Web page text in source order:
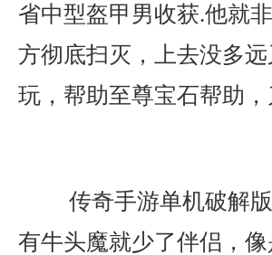
省中型盔甲男收获.他就
方彻底扫灭，上去没多
玩，帮助至尊宝石帮助
传奇手游单机破解
有牛头魔就少了伴侣，